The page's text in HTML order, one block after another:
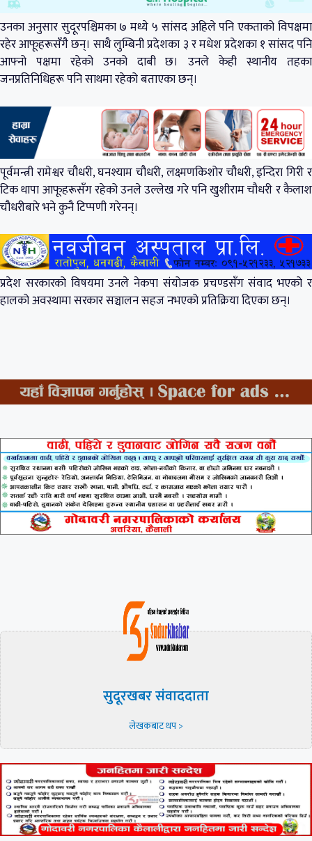
उनका अनुसार सुदूरपश्चिमका ७ मध्ये ५ सांसद अहिले पनि एकताको विपक्षमा
रहेर आफूहरूसँगै छन्। साथै लुम्बिनी प्रदेशका ३ र मधेश प्रदेशका १ सांसद पनि
आफ्नो पक्षमा रहेको उनको दाबी छ। उनले केही स्थानीय तहका
जनप्रतिनिधिहरू पनि साथमा रहेको बताएका छन्।
पूर्वमन्त्री रामेश्वर चौधरी, घनश्याम चौधरी, लक्ष्मणकिशोर चौधरी, इन्दिरा गिरी र
टिक थापा आफूहरूसँग रहेको उनले उल्लेख गरे पनि खुशीराम चौधरी र कैलाश
चौधरीबारे भने कुनै टिप्पणी गरेनन्।
प्रदेश सरकारको विषयमा उनले नेकपा संयोजक प्रचण्डसँग संवाद भएको र
हालको अवस्थामा सरकार सञ्चालन सहज नभएको प्रतिक्रिया दिएका छन्।
सुदूरखबर संवाददाता
लेखकबाट थप >